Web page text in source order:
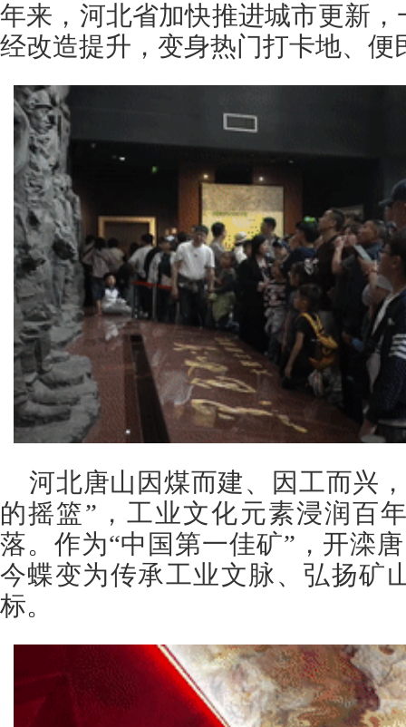
年来，河北省加快推进城市更新
经改造提升，变身热门打卡地、便
河北唐山因煤而建、因工而兴
的摇篮”，工业文化元素浸润百
落。作为“中国第一佳矿”，开滦
今蝶变为传承工业文脉、弘扬矿
标。